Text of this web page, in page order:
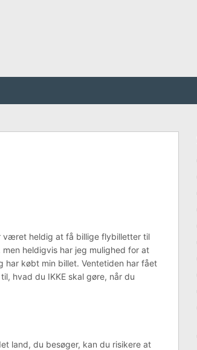
været heldig at få billige flybilletter til
heldigvis har jeg mulighed for at
har købt min billet. Ventetiden har fået
hvad du IKKE skal gøre, når du
land, du besøger, kan du risikere at